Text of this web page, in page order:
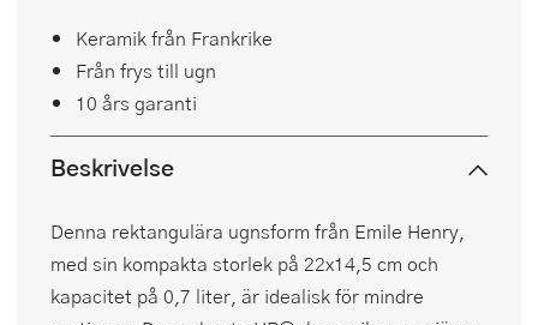
Keramik från Frankrike
Från frys till ugn
10 års garanti
Beskrivelse
Denna rektangulära ugnsform från Emile Henry,
med sin kompakta storlek på 22x14,5 cm och
kapacitet på 0,7 liter, är idealisk för mindre